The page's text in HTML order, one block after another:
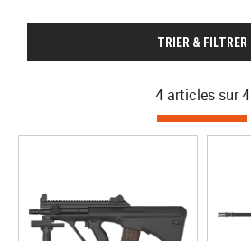
TRIER & FILTRER
4 articles sur 4